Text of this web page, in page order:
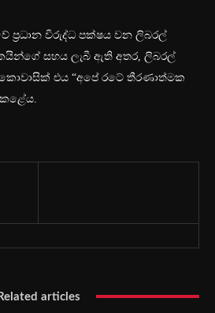
ප්‍රධාන විරුද්ධ පක්ෂය වන ලිබරල්
සහය ලැබී ඇති අතර, ලිබරල්
කොවාසික් එය “අපේ රටේ තීරණාත්මක
Related articles